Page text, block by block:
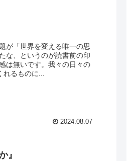
が「世界を変える唯一の思
な、というのが読書前の印
は無いです。我々の日々の
るものに...
2024.08.07
』